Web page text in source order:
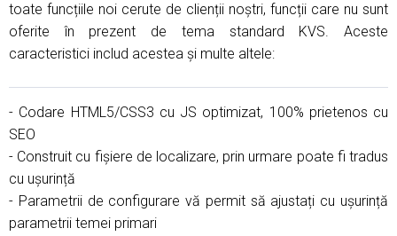
toate funcțiile noi cerute de clienții noștri, funcții care nu sunt
oferite în prezent de tema standard KVS. Aceste
caracteristici includ acestea și multe altele:
- Codare HTML5/CSS3 cu JS optimizat, 100% prietenos cu
SEO
- Construit cu fișiere de localizare, prin urmare poate fi tradus
cu ușurință
- Parametrii de configurare vă permit să ajustați cu ușurință
parametrii temei primari